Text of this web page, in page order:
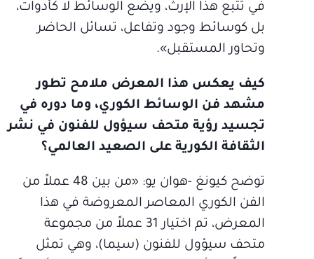
في تتبع هذا الإرث، ويضع الوسائط لا كأدوات،
بل كوسائط وجود وتفاعل، تسائل الحاضر
وتحاور المستقبل».
كيف يعكس هذا المعرض ملامح تطور
مشهد فن الوسائط الكوري، وما دوره في
تجسيد رؤية متحف سيؤول للفنون في نشر
الثقافة الكورية على الصعيد العالمي؟
توضح كيونغ -هوان يو: «من بين 48 عملاً من
الفن الكوري المعاصر المعروضة في هذا
المعرض، تم اختيار 31 عملاً من مجموعة
متحف سيؤول للفنون (سيما)، وهي تمثل